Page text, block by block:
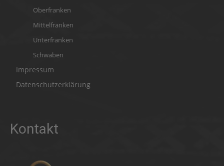
Oberfranken
Mittelfranken
Unterfranken
Schwaben
Impressum
Datenschutzerklärung
Kontakt